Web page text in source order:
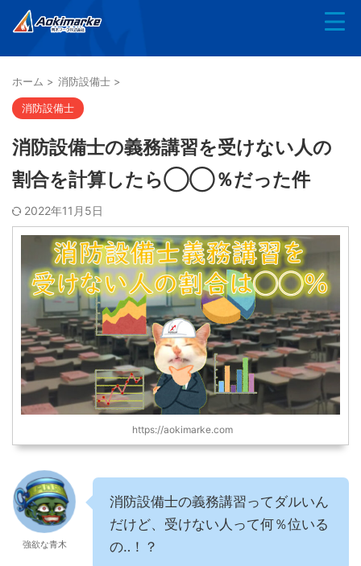
ホーム > 消防設備士 >
消防設備士
消防設備士の義務講習を受けない人の
割合を計算したら◯◯％だった件
2022年11月5日
https://aokimarke.com
強欲な青木
消防設備士の義務講習ってダルいん
だけど、受けない人って何％位いる
の‥！？